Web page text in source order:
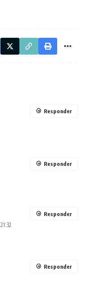
Responder
Responder
Responder
Responder